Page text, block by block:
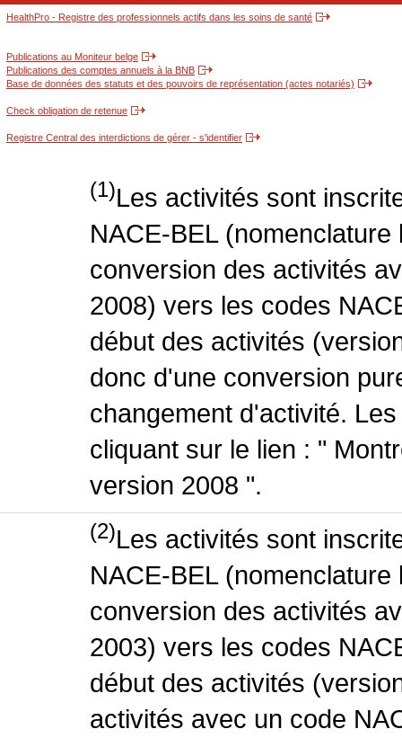
HealthPro - Registre des professionnels actifs dans les soins de santé
Publications au Moniteur belge
Publications des comptes annuels à la BNB
Base de données des statuts et des pouvoirs de représentation (actes notariés)
Check obligation de retenue
Registre Central des interdictions de gérer - s'identifier
(1)Les activités sont
NACE-BEL
conversion des activités
2008) vers les codes
début des activités
donc d'une conversion
changement d'activité.
cliquant sur le lien : "
version 2008 ".
(2)Les activités sont
NACE-BEL
conversion des activités
2003) vers les codes
début des activités
activités avec un code